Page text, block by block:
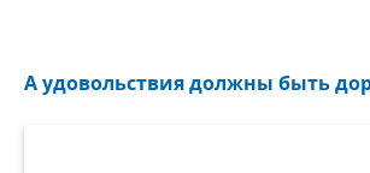
А удовольствия должны быть